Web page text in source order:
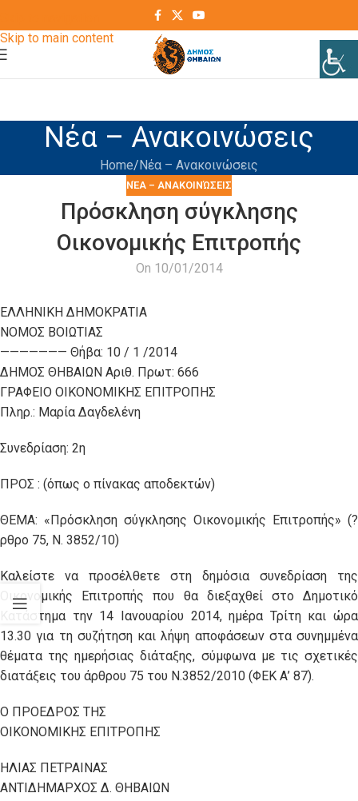
Skip to main content
Νέα – Ανακοινώσεις
Home Νέα – Ανακοινώσεις
ΝΈΑ – ΑΝΑΚΟΙΝΏΣΕΙΣ
Πρόσκληση σύγκλησης
Οικονομικής Επιτροπής
On 10/01/2014
ΕΛΛΗΝΙΚΗ ΔΗΜΟΚΡΑΤΙΑ
ΝΟΜΟΣ ΒΟΙΩΤΙΑΣ
——————— Θήβα: 10 / 1 /2014
ΔΗΜΟΣ ΘΗΒΑΙΩΝ Αριθ. Πρωτ: 666
ΓΡΑΦΕΙΟ ΟΙΚΟΝΟΜΙΚΗΣ ΕΠΙΤΡΟΠΗΣ
Πληρ.: Μαρία Δαγδελένη
Συνεδρίαση: 2η
ΠΡΟΣ : (όπως ο πίνακας αποδεκτών)
ΘΕΜΑ: «Πρόσκληση σύγκλησης Οικονομικής Επιτροπής» (?
ρθρο 75, Ν. 3852/10)
Καλείστε να προσέλθετε στη δημόσια συνεδρίαση της
Οικονομικής Επιτροπής που θα διεξαχθεί στο Δημοτικό
Κατάστημα την 14 Ιανουαρίου 2014, ημέρα Τρίτη και ώρα
13.30 για τη συζήτηση και λήψη αποφάσεων στα συνημμένα
θέματα της ημερήσιας διάταξης, σύμφωνα με τις σχετικές
διατάξεις του άρθρου 75 του Ν.3852/2010 (ΦΕΚ Α’ 87).
Ο ΠΡΟΕΔΡΟΣ ΤΗΣ
ΟΙΚΟΝΟΜΙΚΗΣ ΕΠΙΤΡΟΠΗΣ
ΗΛΙΑΣ ΠΕΤΡΑΙΝΑΣ
ΑΝΤΙΔΗΜΑΡΧΟΣ Δ. ΘΗΒΑΙΩΝ